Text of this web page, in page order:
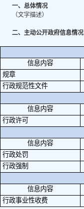
一、总体情况
（文字描述）
二、主动公开政府信息情况
信息内容
规章
行政规范性文件
信息内容
行政许可
信息内容
行政处罚
行政强制
信息内容
行政事业性收费